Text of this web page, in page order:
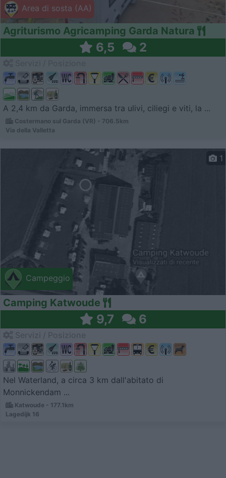
Area di sosta (AA)
Agriturismo Agricamping Garda Natura
6,5 2
A 2,4 km da Garda, immersa tra ulivi, ciliegi e viti, la ...
Costermano sul Garda (VR) - 706.5km
Via della Valletta
Campeggio
1
Camping Katwoude
9,7 6
Nel Waterland, a circa 3 km dall'abitato di
Monnickendam ...
Katwoude - 177.1km
Lagedijk 16